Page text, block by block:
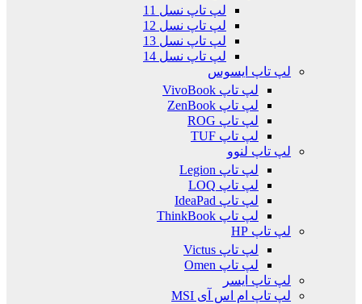
لپ تاپ نسل 11
لپ تاپ نسل 12
لپ تاپ نسل 13
لپ تاپ نسل 14
لپ تاپ ایسوس
لپ تاپ VivoBook
لپ تاپ ZenBook
لپ تاپ ROG
لپ تاپ TUF
لپ تاپ لنوو
لپ تاپ Legion
لپ تاپ LOQ
لپ تاپ IdeaPad
لپ تاپ ThinkBook
لپ تاپ HP
لپ تاپ Victus
لپ تاپ Omen
لپ تاپ ایسر
لپ تاپ ام اس آی MSI